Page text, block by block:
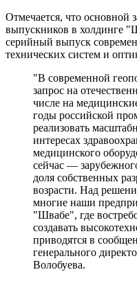
Отмечается, что основной
выпускников в холдинге
серийный выпуск
технических систем и
"В современной
запрос на
числе на
годы российской
реализовать
интересах
медицинского
сейчас —
доля собственных
возрасти. Над
многие наши
"Швабе", где
создавать
приводятся в
генерального
Волобуева.